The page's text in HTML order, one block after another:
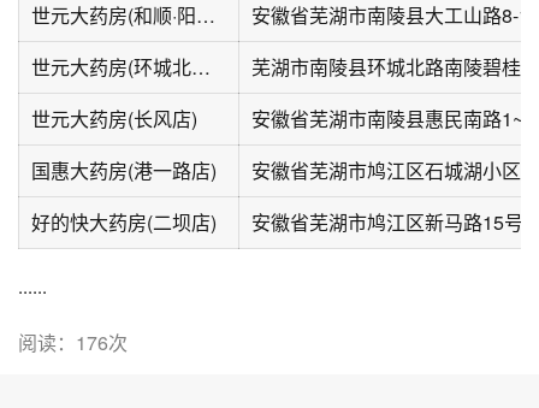
世元大药房(和顺·阳光城市店)
安徽省芜湖市南陵县大工山路8-1
世元大药房(环城北路店)
芜湖市南陵县环城北路南陵碧桂园
世元大药房(长风店)
安徽省芜湖市南陵县惠民南路
国惠大药房(港一路店)
好的快大药房(二坝店)
安徽省芜湖市鸠江区新马路15号
......
阅读：176次